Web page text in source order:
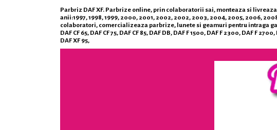
Parbriz DAF XF. Parbrize online, prin colaboratorii sai, monteaza si livreaza
anii:1997, 1998, 1999, 2000, 2001, 2002, 2002, 2003, 2004, 2005, 2006,
colaboratori, comercializeaza parbrize, lunete si geamuri pentru intraga gama
DAF CF 65, DAF CF 75, DAF CF 85, DAF DB, DAF F 1500, DAF F 2300, DAF F
DAF XF 95,